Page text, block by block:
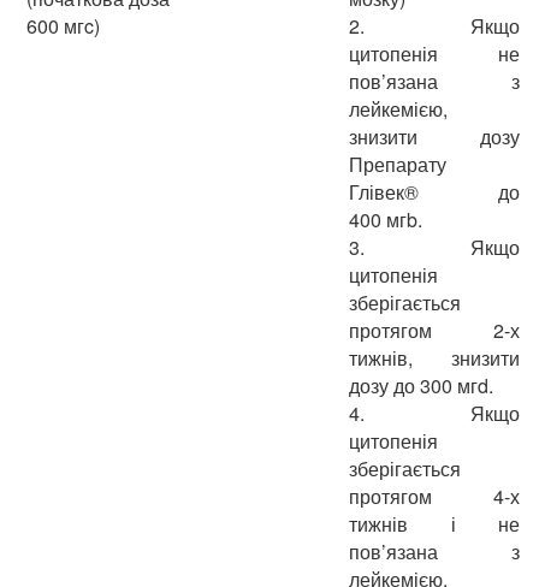
600 мгc)
2. Якщо
цитопенія не
пов’язана з
лейкемією,
знизити дозу
Препарату
Глівек® до
400 мгb.
3. Якщо
цитопенія
зберігається
протягом 2-х
тижнів, знизити
дозу до 300 мгd.
4. Якщо
цитопенія
зберігається
протягом 4-х
тижнів і не
пов’язана з
лейкемією,